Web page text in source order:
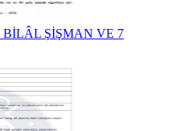
ŞİŞMAN VE 7